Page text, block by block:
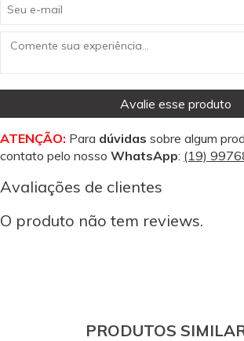
Avalie esse produto
ATENÇÃO: Para dúvidas sobre algum
contato pelo nosso WhatsApp: (19)
Avaliações de clientes
O produto não tem reviews.
PRODUTOS